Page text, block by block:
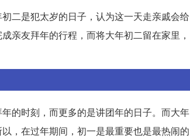
二是犯太岁的日子，认为这一天走亲戚会给
亲友拜年的行程，而将大年初二留在家里，
的时刻，而更多的是讲团年的日子。而大年
，在过年期间，初一是最重要也是最热闹的